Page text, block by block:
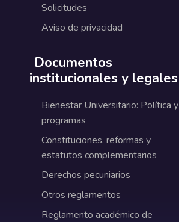
Solicitudes
Aviso de privacidad
Documentos
institucionales y legales
Bienestar Universitario: Política y
programas
Constituciones, reformas y
estatutos complementarios
Derechos pecuniarios
Otros reglamentos
Reglamento académico de